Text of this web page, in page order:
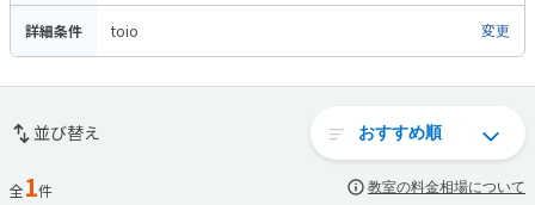
詳細条件 toio 変更
並び替え
全1件 教室の料金相場について